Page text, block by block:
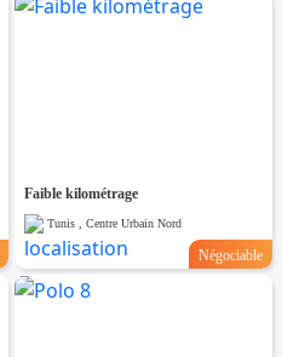
Faible kilométrage
Tunis , Centre Urbain Nord
Négociable